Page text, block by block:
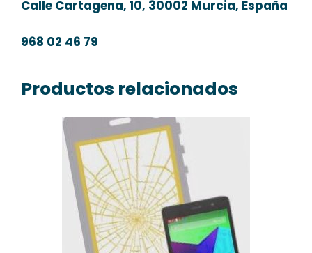
Calle Cartagena, 10, 30002 Murcia, España
968 02 46 79
Productos relacionados